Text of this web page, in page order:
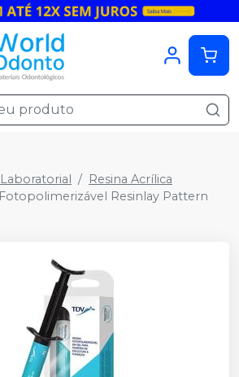
Resina Acrílica
Resinlay Pattern